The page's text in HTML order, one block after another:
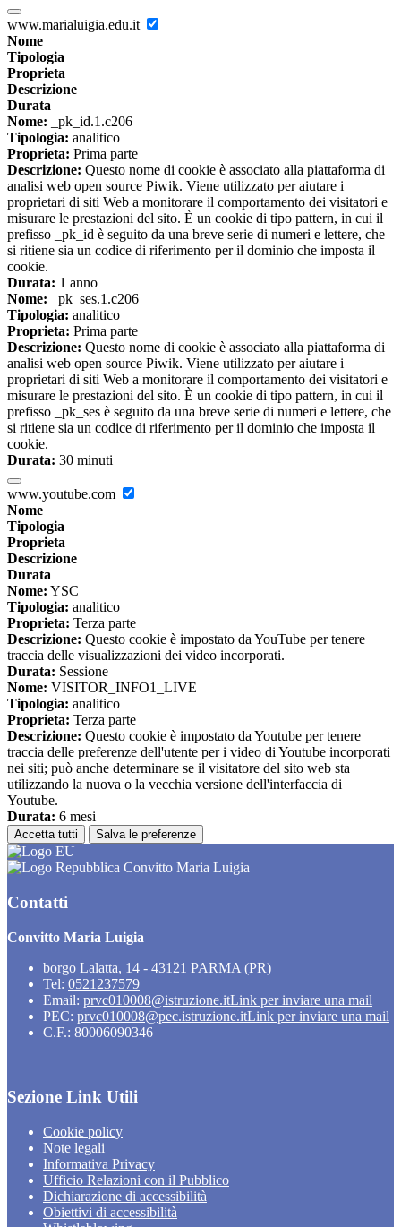
www.marialuigia.edu.it
Nome
Tipologia
Proprieta
Descrizione
Durata
Nome: _pk_id.1.c206
Tipologia: analitico
Proprieta: Prima parte
Descrizione: Questo nome di cookie è associato alla piattaforma di
analisi web open source Piwik. Viene utilizzato per aiutare i
proprietari di siti Web a monitorare il comportamento dei visitatori e
misurare le prestazioni del sito. È un cookie di tipo pattern, in cui il
prefisso _pk_id è seguito da una breve serie di numeri e lettere, che
si ritiene sia un codice di riferimento per il dominio che imposta il
cookie.
Durata: 1 anno
Nome: _pk_ses.1.c206
Tipologia: analitico
Proprieta: Prima parte
Descrizione: Questo nome di cookie è associato alla piattaforma di
analisi web open source Piwik. Viene utilizzato per aiutare i
proprietari di siti Web a monitorare il comportamento dei visitatori e
misurare le prestazioni del sito. È un cookie di tipo pattern, in cui il
prefisso _pk_ses è seguito da una breve serie di numeri e lettere, che
si ritiene sia un codice di riferimento per il dominio che imposta il
cookie.
Durata: 30 minuti
www.youtube.com
Nome
Tipologia
Proprieta
Descrizione
Durata
Nome: YSC
Tipologia: analitico
Proprieta: Terza parte
Descrizione: Questo cookie è impostato da YouTube per tenere
traccia delle visualizzazioni dei video incorporati.
Durata: Sessione
Nome: VISITOR_INFO1_LIVE
Tipologia: analitico
Proprieta: Terza parte
Descrizione: Questo cookie è impostato da Youtube per tenere
traccia delle preferenze dell'utente per i video di Youtube incorporati
nei siti; può anche determinare se il visitatore del sito web sta
utilizzando la nuova o la vecchia versione dell'interfaccia di
Youtube.
Durata: 6 mesi
Accetta tutti Salva le preferenze
Convitto Maria Luigia
Contatti
Convitto Maria Luigia
borgo Lalatta, 14 - 43121 PARMA (PR)
Tel: 0521237579
Email: prvc010008@istruzione.itLink per inviare una mail
PEC: prvc010008@pec.istruzione.itLink per inviare una mail
C.F.: 80006090346
Sezione Link Utili
Cookie policy
Note legali
Informativa Privacy
Ufficio Relazioni con il Pubblico
Dichiarazione di accessibilità
Obiettivi di accessibilità